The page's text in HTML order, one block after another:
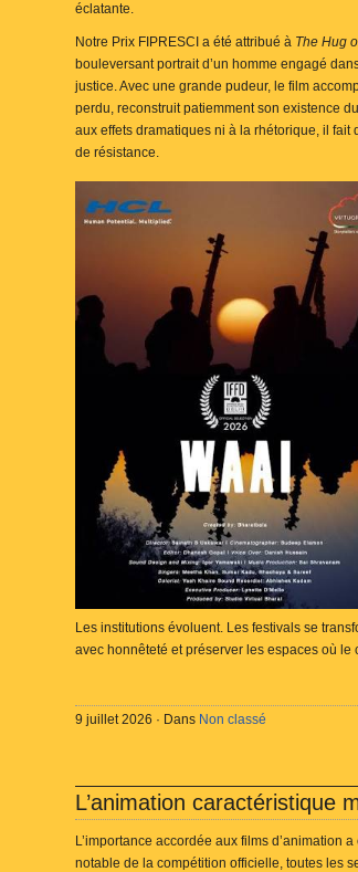
éclatante.
Notre Prix FIPRESCI a été attribué à The Hug
bouleversant portrait d’un homme engagé
justice. Avec une grande pudeur, le film
perdu, reconstruit patiemment son existence
aux effets dramatiques ni à la rhétorique, il fait
de résistance.
Les institutions évoluent. Les festivals se
avec honnêteté et préserver les espaces où
9 juillet 2026 · Dans Non classé
L’animation caractéristique
L’importance accordée aux films d’animation
notable de la compétition officielle, toutes les